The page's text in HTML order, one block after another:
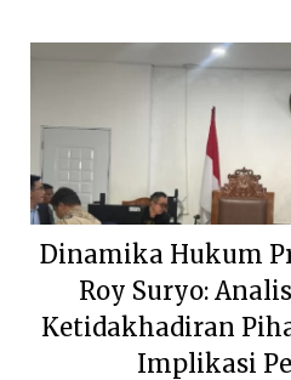
Dinamika Hukum
Roy Suryo:
Ketidakhadiran
Implikasi